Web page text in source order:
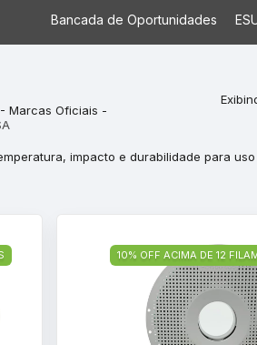
Bancada de Oportunidades
Marcas Oficiais -
impacto e durabilidade para
10% OFF ACIMA DE 12